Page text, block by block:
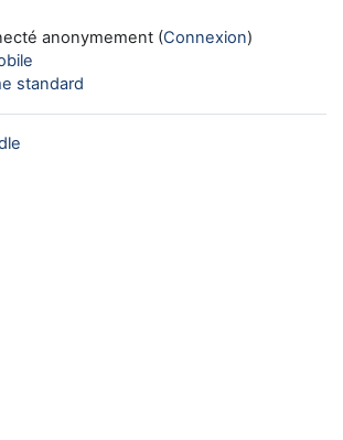
anonymement (Connexion)
standard